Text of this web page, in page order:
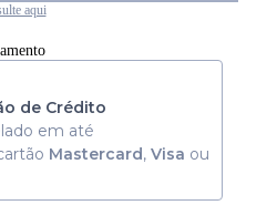
aqui
de Crédito
em até
Mastercard, Visa ou